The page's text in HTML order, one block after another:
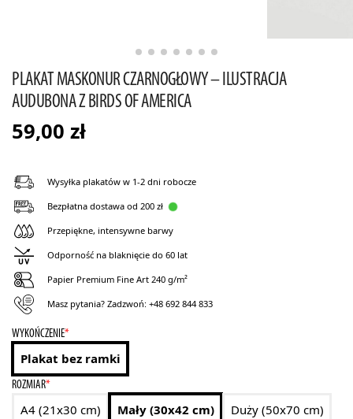
PLAKAT MASKONUR CZARNOGŁOWY – ILUSTRACJA
AUDUBONA Z BIRDS OF AMERICA
59,00 zł
Wysyłka plakatów w 1-2 dni robocze
Bezpłatna dostawa od 200 zł
Przepiękne, intensywne barwy
Odporność na blaknięcie do 60 lat
Papier Premium Fine Art 240 g/m²
Masz pytania? Zadzwoń: +48 692 844 833
*
WYKOŃCZENIE
Plakat bez ramki
*
ROZMIAR
A4 (21x30 cm) Mały (30x42 cm) Duży (50x70 cm)